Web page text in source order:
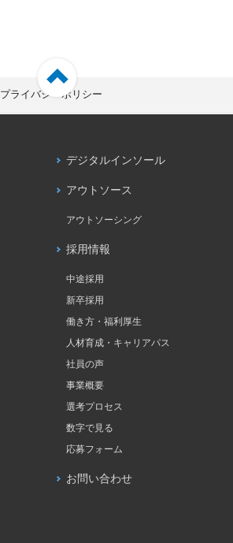
プライバシーポリシー
デジタルインソール
アウトソース
アウトソーシング
採用情報
中途採用
新卒採用
働き方・福利厚生
人材育成・キャリアパス
社員の声
事業概要
選考プロセス
数字で見る
応募フォーム
お問い合わせ